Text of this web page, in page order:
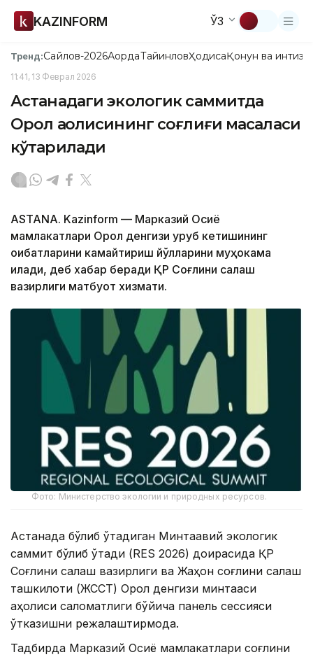
KAZINFORM ЎЗ
Тренд:Сайлов-2026АқордаТайинловҲодисаҚонун ва
11:41, 13 Феврал 2026
Астанадаги экологик саммитда
Орол аҳолисининг соғлиғи масаласи
кўтарилади
ASTANA. Kazinform — Марказий Осиё
мамлакатлари Орол денгизи қуруб кетишининг
оқибатларини камайтириш йўлларини муҳокама
қилади, деб хабар беради ҚР Соғлиқни сақлаш
вазирлиги матбуот хизмати.
Фото: Министерство экологии и природных ресурсов.
Астанада бўлиб ўтадиган Минтақавий экологик
саммит бўлиб ўтади (RES 2026) доирасида ҚР
Соғлиқни сақлаш вазирлиги ва Жаҳон соғлиқни сақлаш
ташкилоти (ЖССТ) Орол денгизи минтақаси
аҳолиси саломатлиги бўйича панель сессияси
ўтказишни режалаштирмоқда.
Тадбирда Марказий Осиё мамлакатлари соғлиқни